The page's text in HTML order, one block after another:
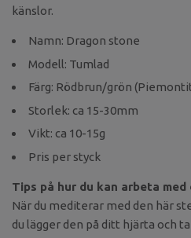
känslor.
Namn: Dragon stone
Modell: Tumlad
Färg: Rödbrun/grön
Storlek: ca 15-30mm
Vikt: ca 10-15g
Pris per styck
Tips på hur du kan arbeta med
När du mediterar med den här
du lägger den på ditt hjärta och